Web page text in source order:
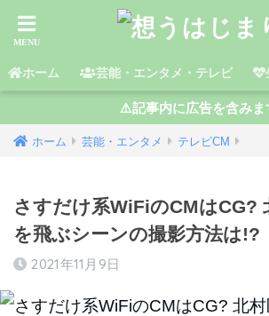
ホーム 芸能・エンタメ・テレビ
⚠️記事内に広告を含みま
ホーム 芸能・エンタメ テレビCM
さすだけ系WiFiのCMはCG?
を飛ぶシーンの撮影方法は!?
2021年11月9日